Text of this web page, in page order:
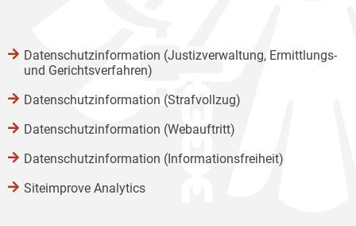
Datenschutzinformation (Justizverwaltung, Ermittlungs-
und Gerichtsverfahren)
Datenschutzinformation (Strafvollzug)
Datenschutzinformation (Webauftritt)
Datenschutzinformation (Informationsfreiheit)
Siteimprove Analytics